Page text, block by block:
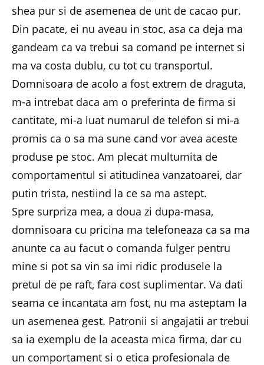
shea pur si de asemenea de unt de cacao pur.
Din pacate, ei nu aveau in stoc, asa ca deja ma
gandeam ca va trebui sa comand pe internet si
ma va costa dublu, cu tot cu transportul.
Domnisoara de acolo a fost extrem de draguta,
m-a intrebat daca am o preferinta de firma si
cantitate, mi-a luat numarul de telefon si mi-a
promis ca o sa ma sune cand vor avea aceste
produse pe stoc. Am plecat multumita de
comportamentul si atitudinea vanzatoarei, dar
putin trista, nestiind la ce sa ma astept.
Spre surpriza mea, a doua zi dupa-masa,
domnisoara cu pricina ma telefoneaza ca sa ma
anunte ca au facut o comanda fulger pentru
mine si pot sa vin sa imi ridic produsele la
pretul de pe raft, fara cost suplimentar. Va dati
seama ce incantata am fost, nu ma asteptam la
un asemenea gest. Patronii si angajatii ar trebui
sa ia exemplu de la aceasta mica firma, dar cu
un comportament si o etica profesionala de